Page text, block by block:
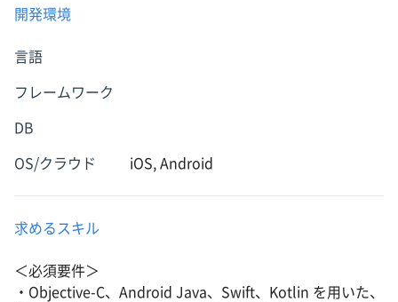
開発環境
言語
フレームワーク
DB
OS/クラウド iOS, Android
求めるスキル
＜必須要件＞
・Objective-C、Android Java、Swift、Kotlin を用いた、